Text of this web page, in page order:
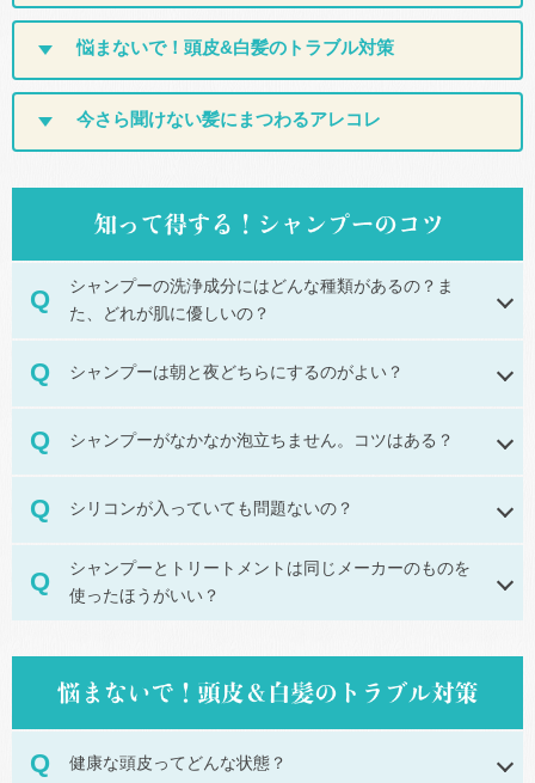
悩まないで！ 頭皮&白髪のトラブル対策
今さら聞けない髪にまつわるアレコレ
シャンプーの洗浄成分にはどんな種類があるの？ ま
た、どれが肌に優しいの？
シャンプーは朝と夜どちらにするのがよい？
シャンプーがなかなか泡立ちません。コツはある？
シリコンが入っていても問題ないの？
シャンプーとトリートメントは同じメーカーのものを
使ったほうがいい？
健康な頭皮ってどんな状態？